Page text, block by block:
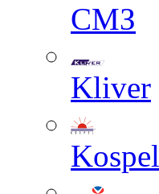
СМЗ
Kliver
Kospel